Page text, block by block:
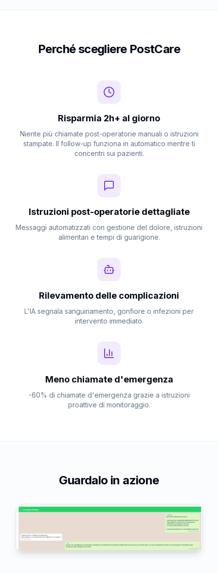
Perché scegliere PostCare
Risparmia 2h+ al giorno
Niente più chiamate post-operatorie manuali o istruzioni
stampate. Il follow-up funziona in automatico mentre ti
concentri sui pazienti.
Istruzioni post-operatorie dettagliate
Messaggi automatizzati con gestione del dolore, istruzioni
alimentari e tempi di guarigione.
Rilevamento delle complicazioni
L'IA segnala sanguinamento, gonfiore o infezioni per
intervento immediato.
Meno chiamate d'emergenza
-60% di chiamate d'emergenza grazie a istruzioni
proattive di monitoraggio.
Guardalo in azione